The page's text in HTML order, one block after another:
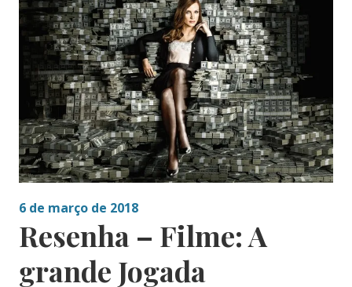
6 de março de 2018
Resenha – Filme: A
grande Jogada